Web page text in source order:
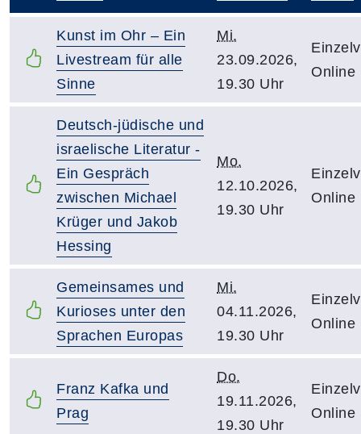
Kunst im Ohr – Ein
Livestream für alle
Sinne
Mi.
23.09.2026,
19.30 Uhr
Online
Deutsch-jüdische und
israelische Literatur -
Ein Gespräch
zwischen Michael
Krüger und Jakob
Hessing
Mo.
12.10.2026,
19.30 Uhr
Online
Gemeinsames und
Kurioses unter den
Sprachen Europas
Mi.
04.11.2026,
19.30 Uhr
Online
Franz Kafka und
Prag
Do.
19.11.2026,
19.30 Uhr
Online